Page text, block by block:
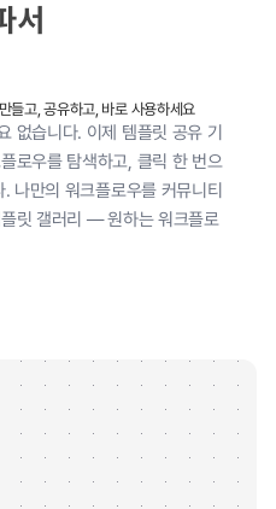
들고, 공유하고, 바로 사용하세요
없습니다. 이제 템플릿 공유 기
로우를 탐색하고, 클릭 한 번으
나만의 워크플로우를 커뮤니티
릿 갤러리 — 원하는 워크플로